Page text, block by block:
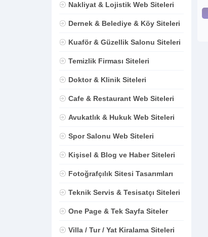
Nakliyat & Lojistik Web Siteleri
Dernek & Belediye & Köy Siteleri
Kuaför & Güzellik Salonu Siteleri
Temizlik Firması Siteleri
Doktor & Klinik Siteleri
Cafe & Restaurant Web Siteleri
Avukatlık & Hukuk Web Siteleri
Spor Salonu Web Siteleri
Kişisel & Blog ve Haber Siteleri
Fotoğrafçılık Sitesi Tasarımları
Teknik Servis & Tesisatçı Siteleri
One Page & Tek Sayfa Siteler
Villa / Tur / Yat Kiralama Siteleri